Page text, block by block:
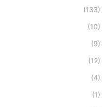
(133)
(10)
(9)
(12)
(4)
(1)